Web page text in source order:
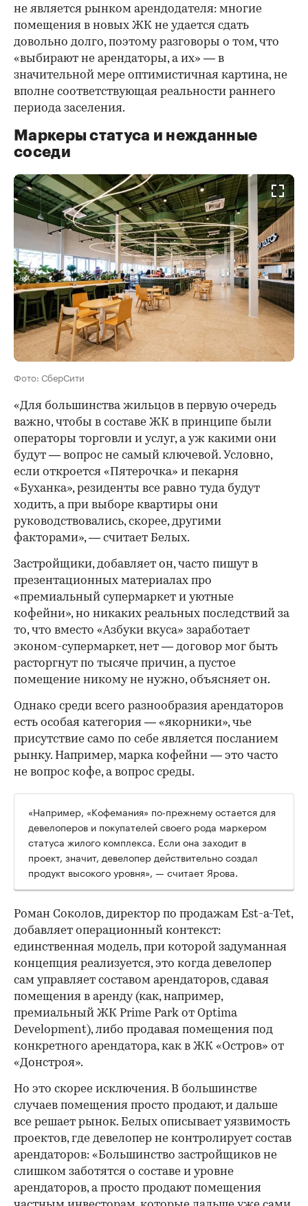
не является рынком арендодателя: многие
помещения в новых ЖК не удается сдать
довольно долго, поэтому разговоры о том, что
«выбирают не арендаторы, а их» — в
значительной мере оптимистичная картина, не
вполне соответствующая реальности раннего
периода заселения.
Маркеры статуса и нежданные
соседи
Фото: СберСити
«Для большинства жильцов в первую очередь
важно, чтобы в составе ЖК в принципе были
операторы торговли и услуг, а уж какими они
будут — вопрос не самый ключевой. Условно,
если откроется «Пятерочка» и пекарня
«Буханка», резиденты все равно туда будут
ходить, а при выборе квартиры они
руководствовались, скорее, другими
факторами», — считает Белых.
Застройщики, добавляет он, часто пишут в
презентационных материалах про
«премиальный супермаркет и уютные
кофейни», но никаких реальных последствий за
то, что вместо «Азбуки вкуса» заработает
эконом-супермаркет, нет — договор мог быть
расторгнут по тысяче причин, а пустое
помещение никому не нужно, объясняет он.
Однако среди всего разнообразия арендаторов
есть особая категория — «якорники», чье
присутствие само по себе является посланием
рынку. Например, марка кофейни — это часто
не вопрос кофе, а вопрос среды.
«Например, «Кофемания» по-прежнему остается для
девелоперов и покупателей своего рода маркером
статуса жилого комплекса. Если она заходит в
проект, значит, девелопер действительно создал
продукт высокого уровня», — считает Ярова.
Роман Соколов, директор по продажам Est-a-Tet,
добавляет операционный контекст:
единственная модель, при которой задуманная
концепция реализуется, это когда девелопер
сам управляет составом арендаторов, сдавая
помещения в аренду (как, например,
премиальный ЖК Prime Park от Optima
Development), либо продавая помещения под
конкретного арендатора, как в ЖК «Остров» от
«Донстроя».
Но это скорее исключения. В большинстве
случаев помещения просто продают, и дальше
все решает рынок. Белых описывает уязвимость
проектов, где девелопер не контролирует состав
арендаторов: «Большинство застройщиков не
слишком заботятся о составе и уровне
арендаторов, а просто продают помещения